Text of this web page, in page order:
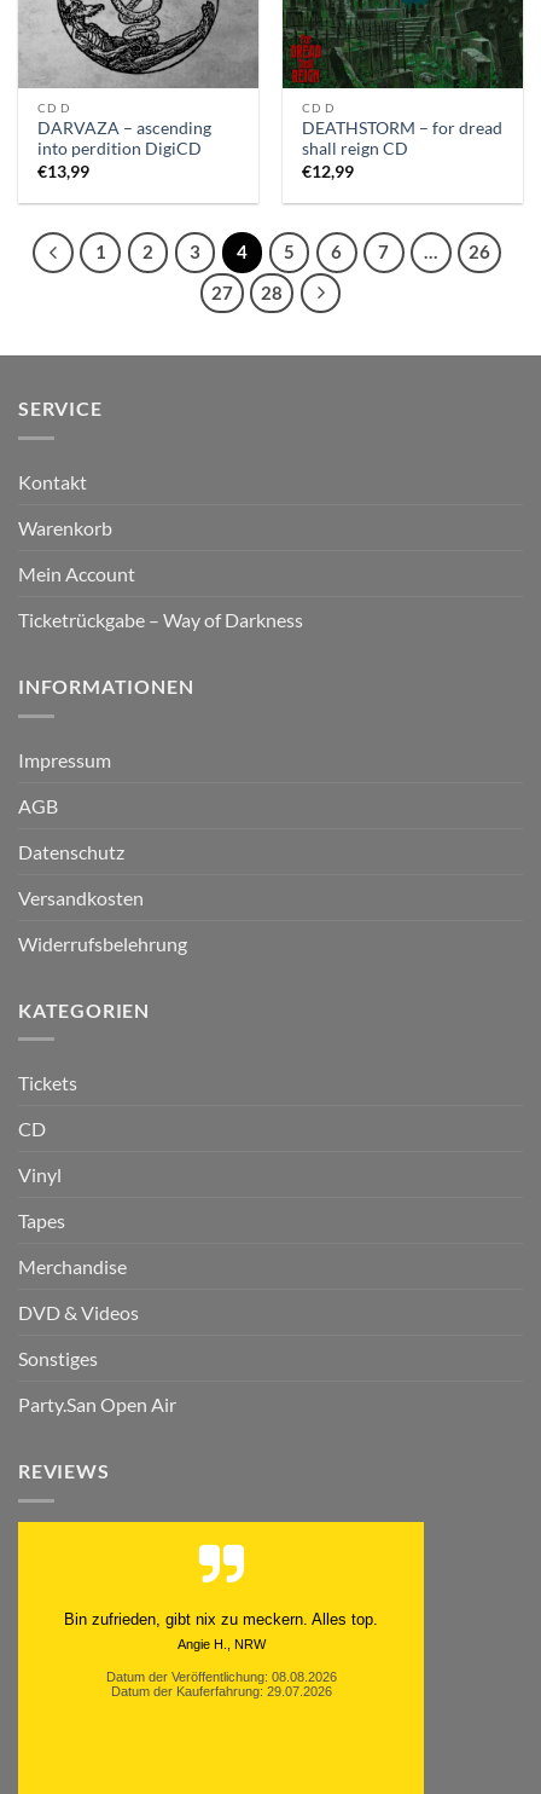
CD D
DARVAZA – ascending
into perdition DigiCD
€13,99
CD D
DEATHSTORM – for dread
shall reign CD
€12,99
1 2 3 4 5 6 7 …
26
27
28
SERVICE
Kontakt
Warenkorb
Mein Account
Ticketrückgabe – Way of Darkness
INFORMATIONEN
Impressum
AGB
Datenschutz
Versandkosten
Widerrufsbelehrung
KATEGORIEN
Tickets
CD
Vinyl
Tapes
Merchandise
DVD & Videos
Sonstiges
Party.San Open Air
REVIEWS
Schnell. Zuverlässig. Klasse.
Datum der Veröffentlichung: 05.08.2026
Datum der Kauferfahrung: 29.07.2026